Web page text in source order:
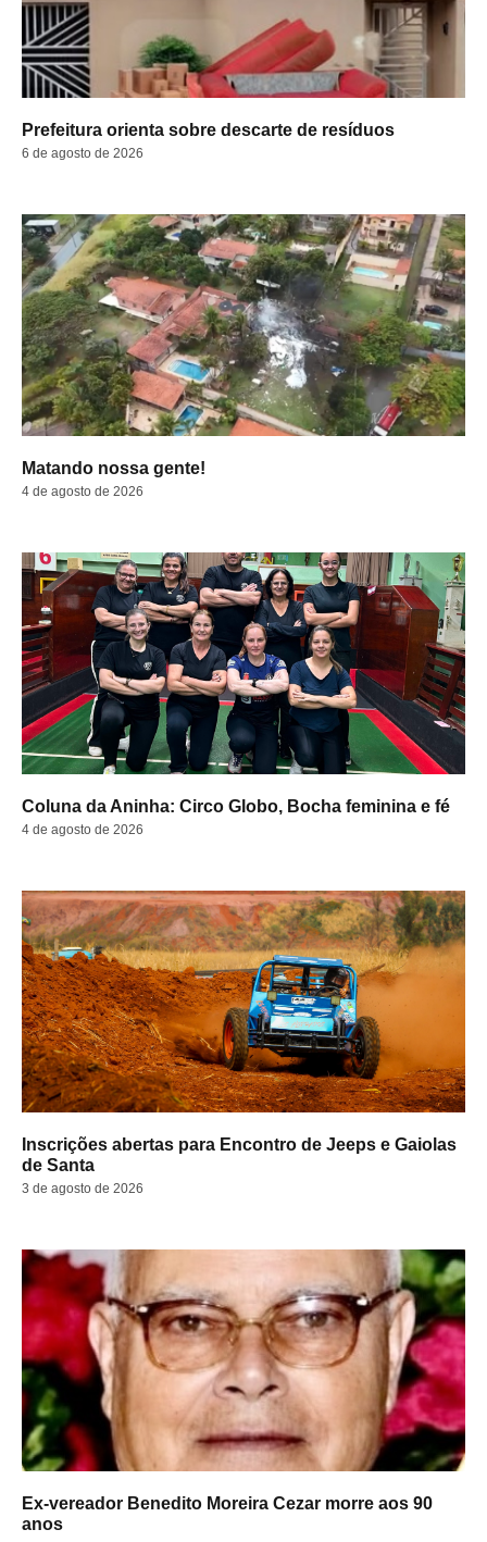
Prefeitura orienta sobre descarte de resíduos
6 de agosto de 2026
Matando nossa gente!
4 de agosto de 2026
Coluna da Aninha: Circo Globo, Bocha feminina e fé
4 de agosto de 2026
Inscrições abertas para Encontro de Jeeps e Gaiolas
de Santa
3 de agosto de 2026
Ex-vereador Benedito Moreira Cezar morre aos 90
anos